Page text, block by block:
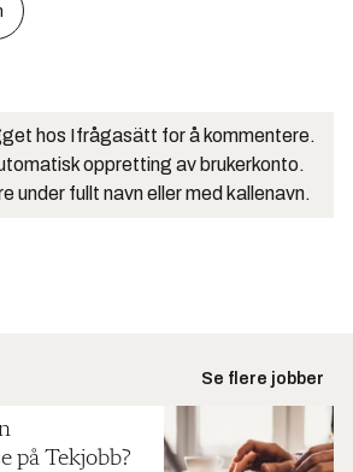
hos Ifrågasätt for å kommentere.
oppretting av brukerkonto.
under fullt navn eller med kallenavn.
Se flere jobber
på Tekjobb?